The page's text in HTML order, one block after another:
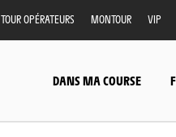
TOUR OPÉRATEURS MONTOUR VIP
DANS MA COURSE